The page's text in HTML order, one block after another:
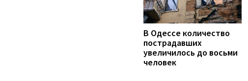
В Одессе количество
пострадавших
увеличилось до восьми
человек